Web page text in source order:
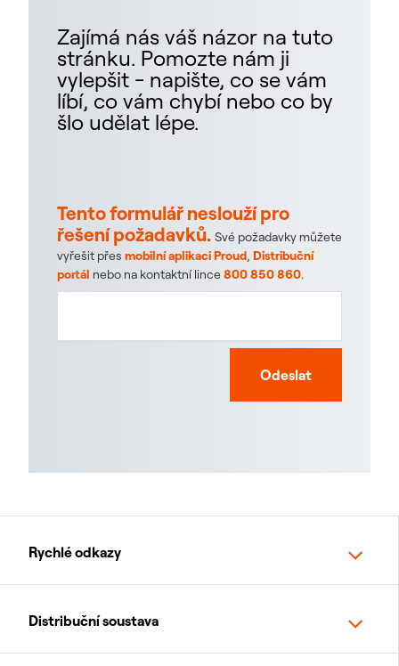
Zajímá nás váš názor na tuto
stránku. Pomozte nám ji
vylepšit - napište, co se vám
líbí, co vám chybí nebo co by
šlo udělat lépe.
Tento formulář neslouží pro
řešení požadavků. Své požadavky můžete
vyřešit přes mobilní aplikaci Proud, Distribuční
portál nebo na kontaktní lince800 850 860.
Odeslat
Rychlé odkazy
Distribuční soustava